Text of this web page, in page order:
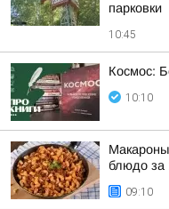
парковки
10:45
Космос:
10:10
блюдо за
09:10